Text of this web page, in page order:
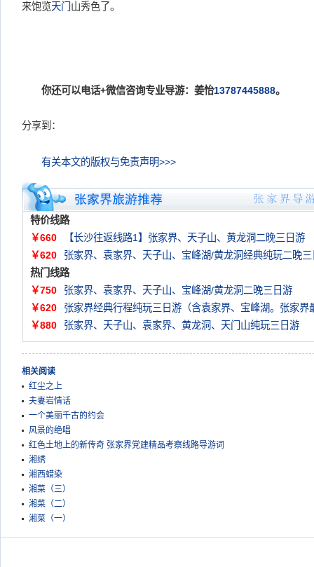
来饱览天门 山秀色了。
你还可以电话+微信咨询专业导游：姜怡13787445888。
分享到：
有关本文的版权与免责声明>>>
特价线路
￥660
【长沙往返线路1】张家界、天子山、黄龙洞二晚三日游
￥620
张家界、袁家界、天子山、宝峰湖/黄龙洞经典纯玩二晚三
热门线路
￥750
张家界、袁家界、天子山、宝峰湖/黄龙洞二晚三日游
￥620
张家界经典行程纯玩三日游（含袁家界、宝峰湖。张家界
￥880
张家界、天子山、袁家界、黄龙洞、天门山纯玩三日游
相关阅读
红尘之上
夫妻岩情话
一个美丽千古的约会
风景的绝唱
红色土地上的新传奇 张家界党建精品考察线路导游词
湘绣
湘西蜡染
湘菜（三）
湘菜（二）
湘菜（一）